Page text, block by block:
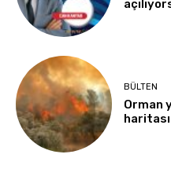
BÜLTEN
Orman